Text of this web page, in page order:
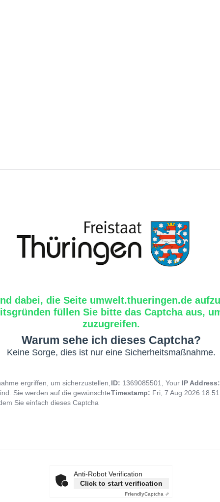
dabei, die Seite umwelt.thueringen.de
füllen Sie bitte das Captcha aus,
zuzugreifen.
Warum sehe ich dieses Captcha?
Keine Sorge, dies ist nur eine Sicherheitsmaßnahme.
ergriffen, um sicherzustellen,
Sie werden auf die gewünschte
Sie einfach dieses Captcha
ID: 1369085501, Your IP
Timestamp: Fri, 7 Aug 2026
Anti-Robot Verification
Click to start verification
FriendlyCaptcha ⇗